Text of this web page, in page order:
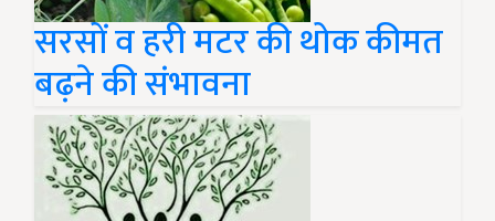
सरसों व हरी मटर की थोक कीमत
बढ़ने की संभावना